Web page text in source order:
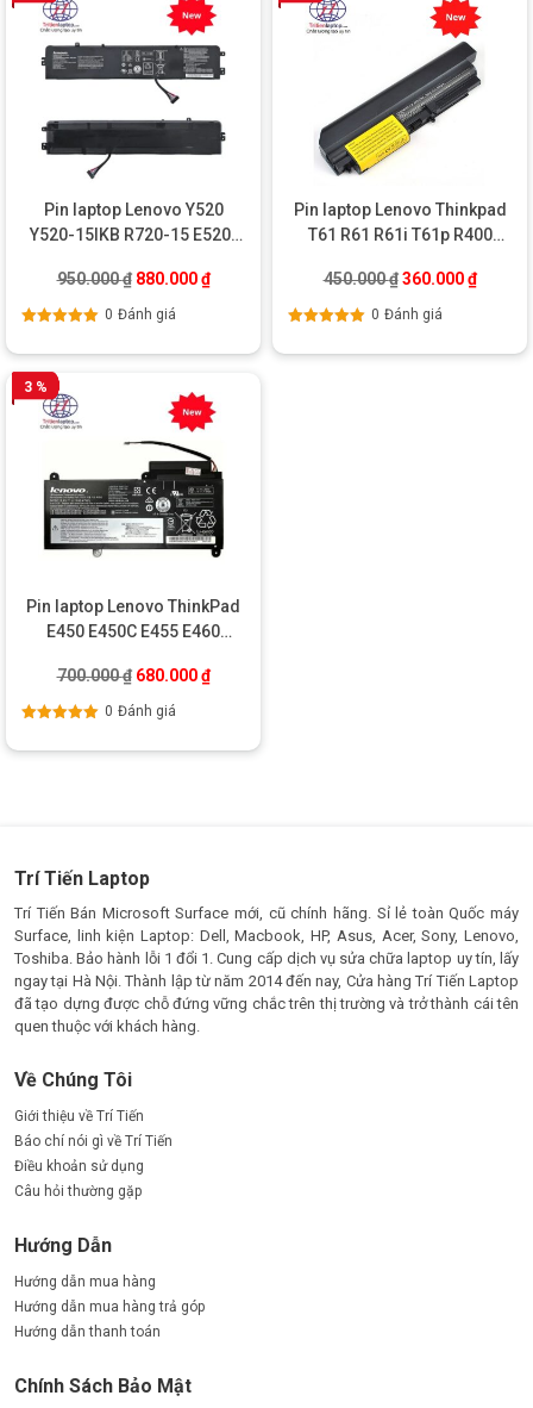
Pin laptop Lenovo Y520
Y520-15IKB R720-15 E520-
950.000₫ Giá gốc là: 950.000 ₫.
880.000₫Giá hiện tại là: 880.000 ₫.
0 Đánh giá
Pin laptop Lenovo Thinkpad
T61 R61 R61i T61p R400
450.000₫ Giá gốc là:
360.000₫Giá
0 Đánh giá
3 %
Pin laptop Lenovo ThinkPad
E450 E450C E455 E460
700.000₫ Giá gốc là: 700.000 ₫.
680.000₫Giá hiện tại là: 680.000 ₫.
0 Đánh giá
Trí Tiến Laptop
Trí Tiến Bán Microsoft Surface mới, cũ chính hãng. Sỉ lẻ toàn Quốc máy
Surface, linh kiện Laptop: Dell, Macbook, HP, Asus, Acer, Sony, Lenovo,
Toshiba. Bảo hành lỗi 1 đổi 1. Cung cấp dịch vụ sửa chữa laptop uy tín, lấy
ngay tại Hà Nội. Thành lập từ năm 2014 đến nay, Cửa hàng Trí Tiến Laptop
đã tạo dựng được chỗ đứng vững chắc trên thị trường và trở thành cái tên
quen thuộc với khách hàng.
Về Chúng Tôi
Giới thiệu về Trí Tiến
Báo chí nói gì về Trí Tiến
Điều khoản sử dụng
Câu hỏi thường gặp
Hướng Dẫn
Hướng dẫn mua hàng
Hướng dẫn mua hàng trả góp
Hướng dẫn thanh toán
Chính Sách Bảo Mật